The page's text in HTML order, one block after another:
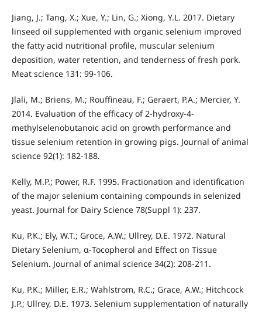
Jiang, J.; Tang, X.; Xue, Y.; Lin, G.; Xiong, Y.L. 2017. Dietary
linseed oil supplemented with organic selenium improved
the fatty acid nutritional profile, muscular selenium
deposition, water retention, and tenderness of fresh pork.
Meat science 131: 99-106.
Jlali, M.; Briens, M.; Rouffineau, F.; Geraert, P.A.; Mercier, Y.
2014. Evaluation of the efficacy of 2-hydroxy-4-
methylselenobutanoic acid on growth performance and
tissue selenium retention in growing pigs. Journal of animal
science 92(1): 182-188.
Kelly, M.P.; Power, R.F. 1995. Fractionation and identification
of the major selenium containing compounds in selenized
yeast. Journal for Dairy Science 78(Suppl 1): 237.
Ku, P.K.; Ely, W.T.; Groce, A.W.; Ullrey, D.E. 1972. Natural
Dietary Selenium, α-Tocopherol and Effect on Tissue
Selenium. Journal of animal science 34(2): 208-211.
Ku, P.K.; Miller, E.R.; Wahlstrom, R.C.; Grace, A.W.; Hitchcock
J.P.; Ullrey, D.E. 1973. Selenium supplementation of naturally